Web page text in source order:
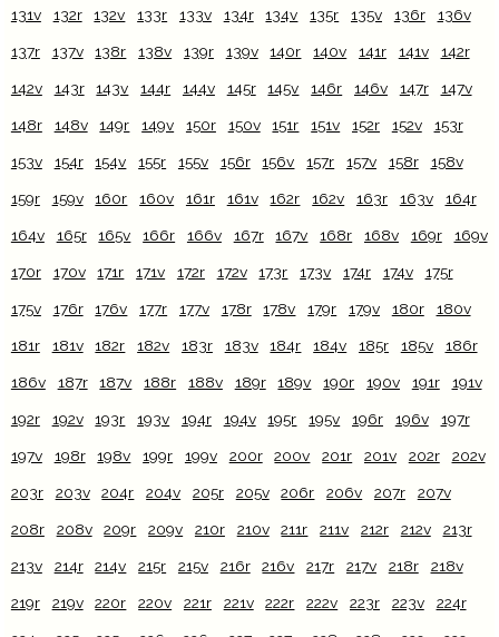
131v 132r 132v 133r 133v 134r 134v 135r 135v 136r 136v
137r 137v 138r 138v 139r 139v 140r 140v 141r 141v 142r
142v 143r 143v 144r 144v 145r 145v 146r 146v 147r 147v
148r 148v 149r 149v 150r 150v 151r 151v 152r 152v 153r
153v 154r 154v 155r 155v 156r 156v 157r 157v 158r 158v
159r 159v 160r 160v 161r 161v 162r 162v 163r 163v 164r
164v 165r 165v 166r 166v 167r 167v 168r 168v 169r 169v
170r 170v 171r 171v 172r 172v 173r 173v 174r 174v 175r
175v 176r 176v 177r 177v 178r 178v 179r 179v 180r 180v
181r 181v 182r 182v 183r 183v 184r 184v 185r 185v 186r
186v 187r 187v 188r 188v 189r 189v 190r 190v 191r 191v
192r 192v 193r 193v 194r 194v 195r 195v 196r 196v 197r
197v 198r 198v 199r 199v 200r 200v 201r 201v 202r 202v
203r 203v 204r 204v 205r 205v 206r 206v 207r 207v
208r 208v 209r 209v 210r 210v 211r 211v 212r 212v 213r
213v 214r 214v 215r 215v 216r 216v 217r 217v 218r 218v
219r 219v 220r 220v 221r 221v 222r 222v 223r 223v 224r